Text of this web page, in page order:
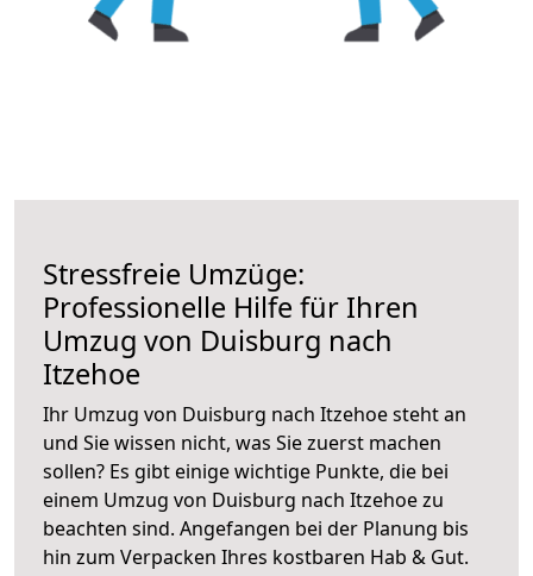
Stressfreie Umzüge:
Professionelle Hilfe für Ihren
Umzug von Duisburg nach
Itzehoe
Ihr Umzug von Duisburg nach Itzehoe steht an
und Sie wissen nicht, was Sie zuerst machen
sollen? Es gibt einige wichtige Punkte, die bei
einem Umzug von Duisburg nach Itzehoe zu
beachten sind. Angefangen bei der Planung bis
hin zum Verpacken Ihres kostbaren Hab & Gut.